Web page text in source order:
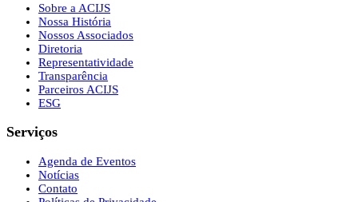
Sobre a ACIJS
Nossa História
Nossos Associados
Diretoria
Representatividade
Transparência
Parceiros ACIJS
ESG
Serviços
Agenda de Eventos
Notícias
Contato